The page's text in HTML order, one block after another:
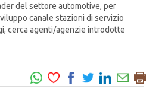
del settore automotive, per
canale stazioni di servizio
cerca agenti/agenzie introdotte